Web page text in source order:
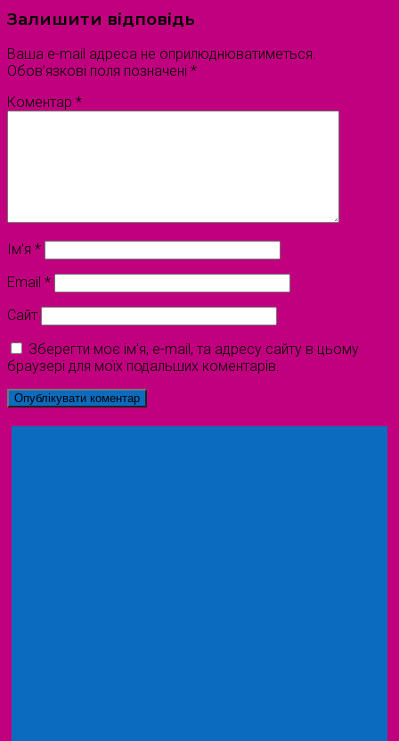
Залишити відповідь
Ваша e-mail адреса не оприлюднюватиметься.
Обов’язкові поля позначені *
Коментар *
Ім'я *
Email *
Сайт
Зберегти моє ім'я, e-mail, та адресу сайту в цьому
браузері для моїх подальших коментарів.